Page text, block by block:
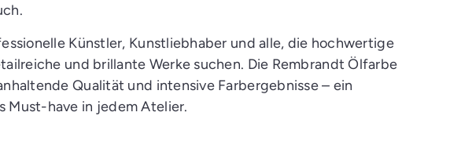
Künstler, Kunstliebhaber und alle, die hochwertige
und brillante Werke suchen. Die Rembrandt Ölfarbe
Qualität und intensive Farbergebnisse – ein
Must-have in jedem Atelier.